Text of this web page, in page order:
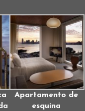
Apartamento de
esquina